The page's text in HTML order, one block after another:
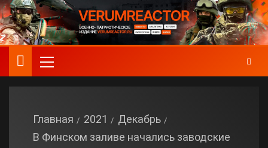
Главная 2021
Декабрь
В Финском заливе начались заводские